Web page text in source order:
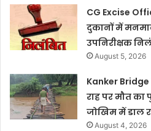
CG Excise
दुकानों में
उपनिरीक्षक
August 5, 2026
Kanker
राह पर मौत
जोखिम में डाल
August 4, 2026